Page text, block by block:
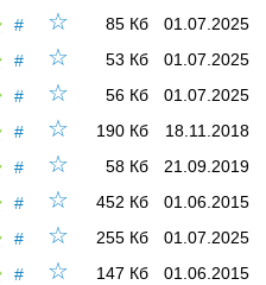
☆
# 01.07.2025
85 Кб
☆
# 01.07.2025
53 Кб
☆
# 01.07.2025
56 Кб
☆
# 18.11.2018
190 Кб
☆
# 21.09.2019
58 Кб
☆
# 01.06.2015
452 Кб
☆
# 01.07.2025
255 Кб
☆
# 01.06.2015
147 Кб